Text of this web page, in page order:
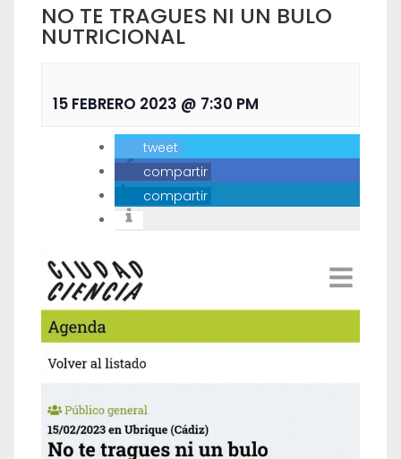
NO TE TRAGUES NI UN BULO
NUTRICIONAL
15 FEBRERO 2023 @ 7:30 PM
tweet
compartir
compartir